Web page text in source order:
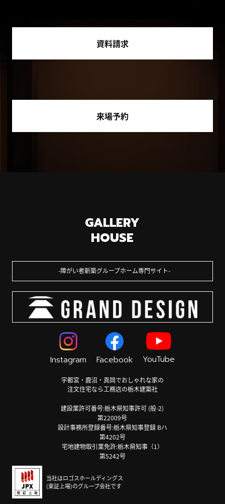
資料請求
来場予約
GALLERY
HOUSE
障がい者新築グループホーム専門サイト
Instagram Facebook YouTube
宇都宮・鹿沼・真岡でおしゃれな家の
注文住宅なら工務店の栃木建築社
建設業許可番号:栃木県知事許可 (般-2)
第22009号
設計事務所登録番号:栃木県知事登録 Bハ
第4202号
宅地建物取引業免許:栃木県知事（1）
第5242号
当社はロゴスホールディングス
(東証上場)のグループ会社です